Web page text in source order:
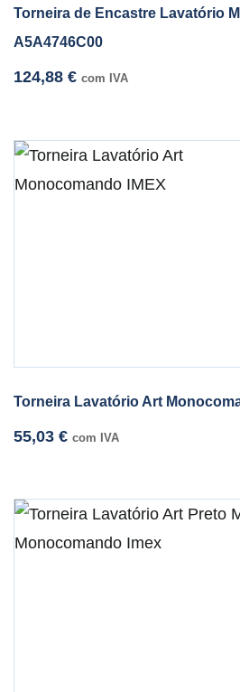
Torneira de Encastre Lavatório
A5A4746C00
124,88 € com IVA
Torneira Lavatório Art
55,03 € com IVA